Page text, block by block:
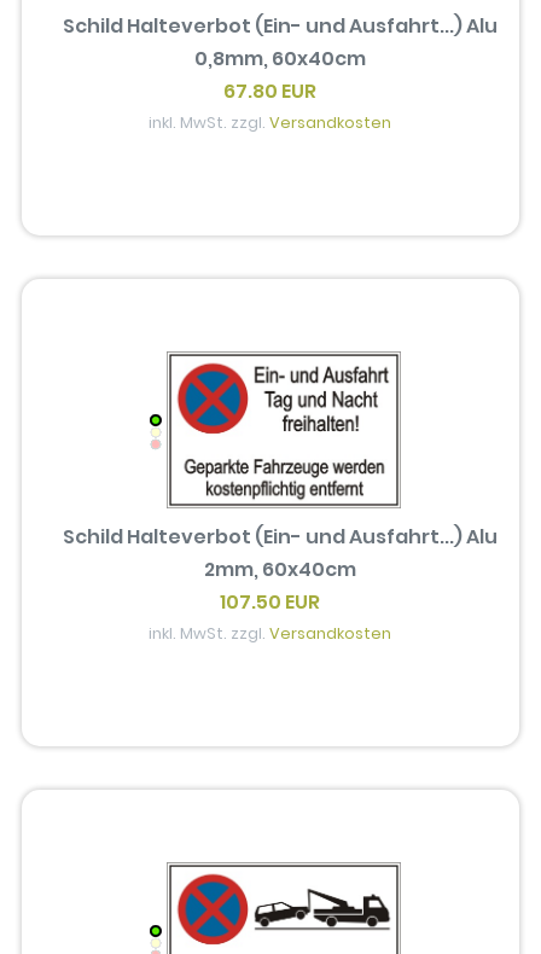
Schild Halteverbot (Ein- und Ausfahrt...) Alu
0,8mm, 60x40cm
67.80 EUR
inkl. MwSt. zzgl.Versandkosten
Schild Halteverbot (Ein- und Ausfahrt...) Alu
2mm, 60x40cm
107.50 EUR
inkl. MwSt. zzgl.Versandkosten